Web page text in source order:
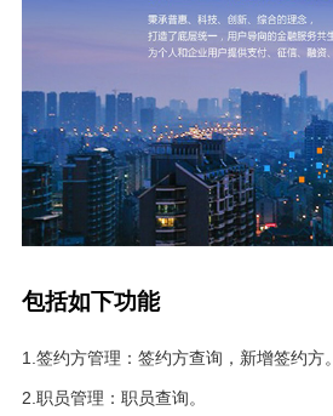
包括如下功能
1.签约方管理：签约方查询，新增签约方。
2.职员管理：职员查询。